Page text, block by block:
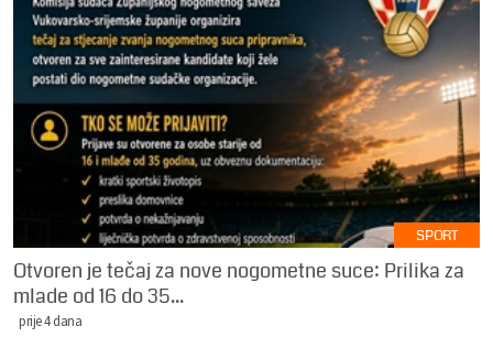
SPORT
Otvoren je tečaj za nove nogometne suce: Prilika za
mlade od 16 do 35...
prije 4 dana